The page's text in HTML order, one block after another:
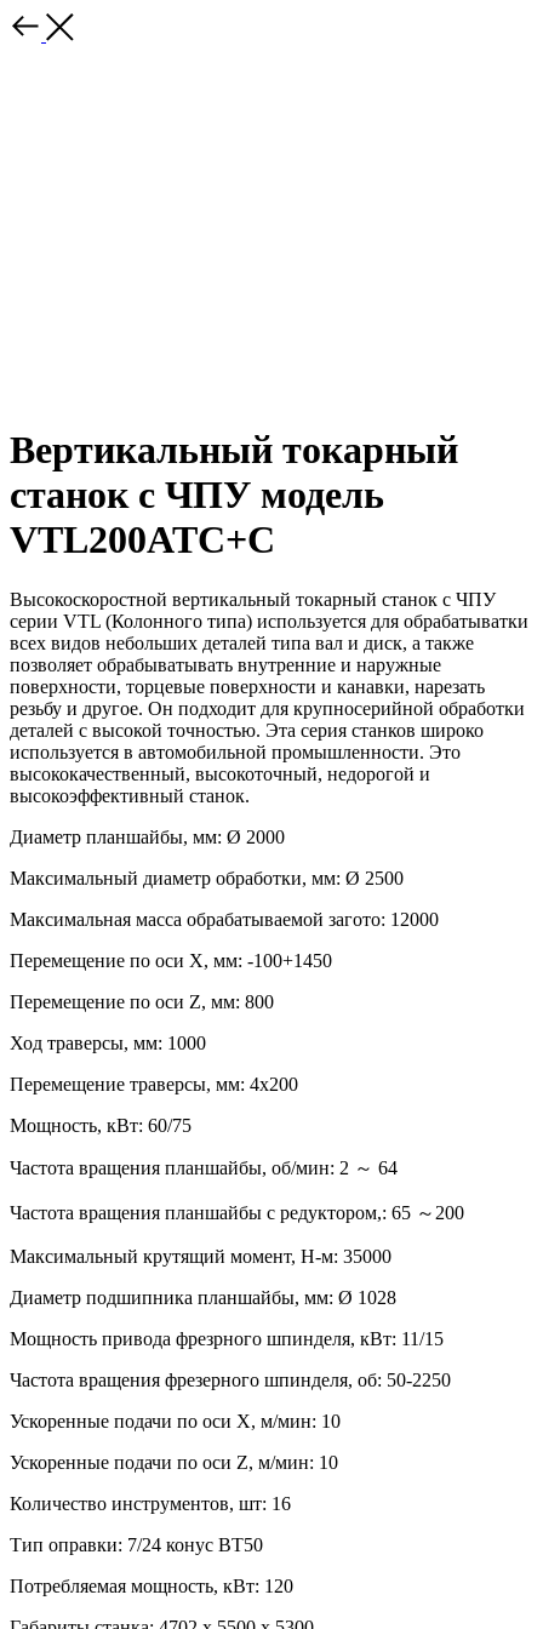
Вертикальный токарный
станок с ЧПУ модель
VTL200ATC+C
Высокоскоростной вертикальный токарный станок с ЧПУ
серии VTL (Колонного типа) используется для обрабатыватки
всех видов небольших деталей типа вал и диск, а также
позволяет обрабыватывать внутренние и наружные
поверхности, торцевые поверхности и канавки, нарезать
резьбу и другое. Он подходит для крупносерийной обработки
деталей с высокой точностью. Эта серия станков широко
используется в автомобильной промышленности. Это
высококачественный, высокоточный, недорогой и
высокоэффективный станок.
Диаметр планшайбы, мм: Ø 2000
Максимальный диаметр обработки, мм: Ø 2500
Максимальная масса обрабатываемой загото: 12000
Перемещение по оси X, мм: -100+1450
Перемещение по оси Z, мм: 800
Ход траверсы, мм: 1000
Перемещение траверсы, мм: 4х200
Мощность, кВт: 60/75
Частота вращения планшайбы, об/мин: 2 ～ 64
Частота вращения планшайбы с редуктором,: 65 ～200
Максимальный крутящий момент, Н-м: 35000
Диаметр подшипника планшайбы, мм: Ø 1028
Мощность привода фрезрного шпинделя, кВт: 11/15
Частота вращения фрезерного шпинделя, об: 50-2250
Ускоренные подачи по оси X, м/мин: 10
Ускоренные подачи по оси Z, м/мин: 10
Количество инструментов, шт: 16
Тип оправки: 7/24 конус BT50
Потребляемая мощность, кВт: 120